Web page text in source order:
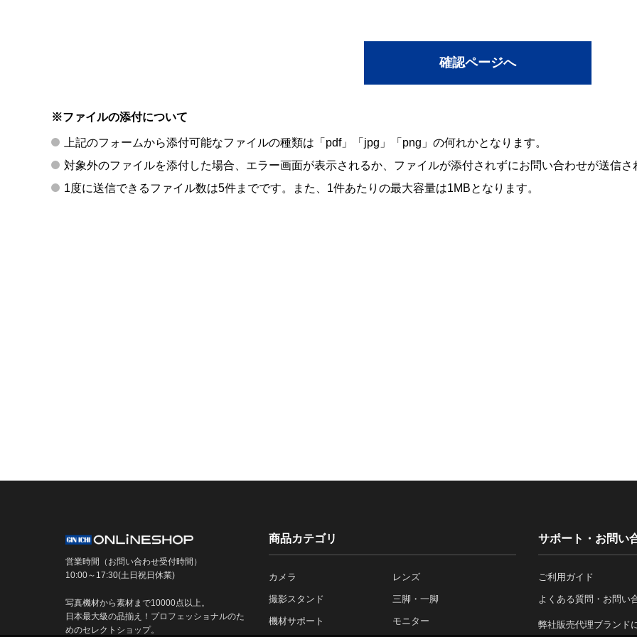
※ファイルの添付について
上記のフォームから添付可能なファイルの種類は「pdf」「jpg」「png」の何れかとなります。
対象外のファイルを添付した場合、エラー画面が表示されるか、ファイルが添付されずにお問い合わせが送信さ
1度に送信できるファイル数は5件までです。また、1件あたりの最大容量は1MBとなります。
営業時間（お問い合わせ受付時間）
10:00～17:30(土日祝日休業)
写真機材から素材まで10000点以上。
日本最大級の品揃え！プロフェッショナルのた
めのセレクトショップ。
商品カテゴリ
カメラ レンズ
撮影スタンド 三脚・一脚
機材サポート モニター
サポート・お問い
ご利用ガイド
よくある質問・お問い
弊社販売代理ブランド